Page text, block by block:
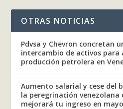
OTRAS NOTICIAS
Pdvsa y Chevron concretan
intercambio de activos para
producción petrolera en
Aumento salarial y cese del
la peregrinación venezolana
mejorará tu ingreso en